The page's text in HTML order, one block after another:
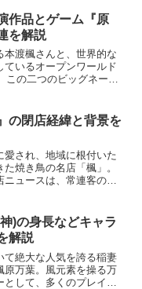
作品とゲーム『原
を解説
本渡楓さんと、世界的な
ているオープンワールド
この二つのビッグネーム
のキャラクターを演じ、
さと愛ら...
の閉店経緯と背景を
愛され、地域に根付いた
焼き鳥の名店「楓」。
ニュースは、常連客のみ
わいを見せていた時期も
なぜこのタ...
)の身長などキャラ
解説
て絶大な人気を誇る稲妻
原万葉。風元素を操る万
して、多くのプレイヤ